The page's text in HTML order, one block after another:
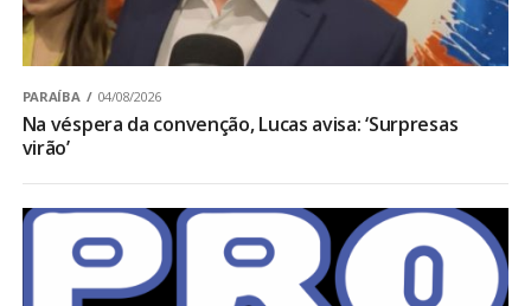
PARAÍBA 04/08/2026
Na véspera da convenção, Lucas avisa: ‘Surpresas
virão’